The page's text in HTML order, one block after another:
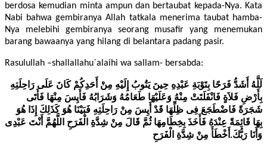
berdosa kemudian minta ampun dan bertaubat kepada-Nya. Kata
Nabi bahwa gembiranya Allah tatkala menerima taubat hamba-
Nya melebihi gembiranya seorang musafir yang menemukan
barang bawaanya yang hilang di belantara padang pasir.
Rasulullah –shallallahu`alaihi wa sallam- bersabda:
لَلَّهُ أَشَدُّ فَرَحًا بِتَوْبَةِ عَبْدِهِ حِينَ يَتُوبُ إِلَيْهِ مِنْ أَحَدِكُمْ كَانَ عَلَى رَاحِلَتِهِ
بِأَرْضِ فَلاَةٍ فَانْفَلَتَتْ مِنْهُ وَعَلَيْهَا طَعَامُهُ وَشَرَابُهُ فَأَيِسَ مِنْهَا فَأَتَى
شَجَرَةً فَاضْطَجَعَ فِى ظِلِّهَا قَدْ أَيِسَ مِنْ رَاحِلَتِهِ فَبَيْنَا هُوَ كَذَلِكَ إِذَا هُوَ
بِهَا قَائِمَةً عِنْدَهُ فَأَخَذَ بِخِطَامِهَا ثُمَّ قَالَ مِنْ شِدَّةِ الْفَرَحِ اللَّهُمَّ أَنْتَ عَبْدِى
وَأَنَا رَبُّكَ.أَخْطَأَ مِنْ شِدَّةِ الْفَرَحِ